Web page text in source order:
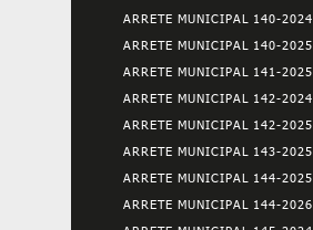
ARRETE MUNICIPAL 140-2024
ARRETE MUNICIPAL 140-2025
ARRETE MUNICIPAL 141-2025
ARRETE MUNICIPAL 142-2024
ARRETE MUNICIPAL 142-2025
ARRETE MUNICIPAL 143-2025
ARRETE MUNICIPAL 144-2025
ARRETE MUNICIPAL 144-2026